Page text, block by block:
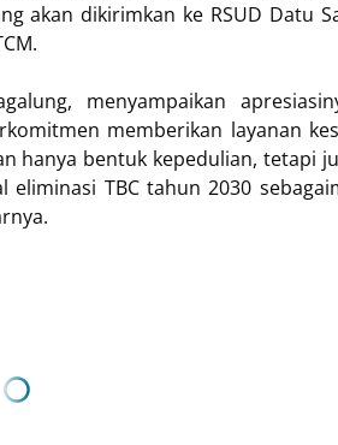
akan dikirimkan ke RSUD Datu
menyampaikan
memberikan layanan
hanya bentuk kepedulian, tetapi
TBC tahun 2030